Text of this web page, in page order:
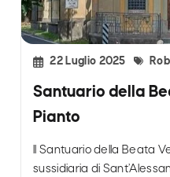
Santuario della
Pianto
22 Luglio 2025
Il Santuario della Beata
sussidiaria di